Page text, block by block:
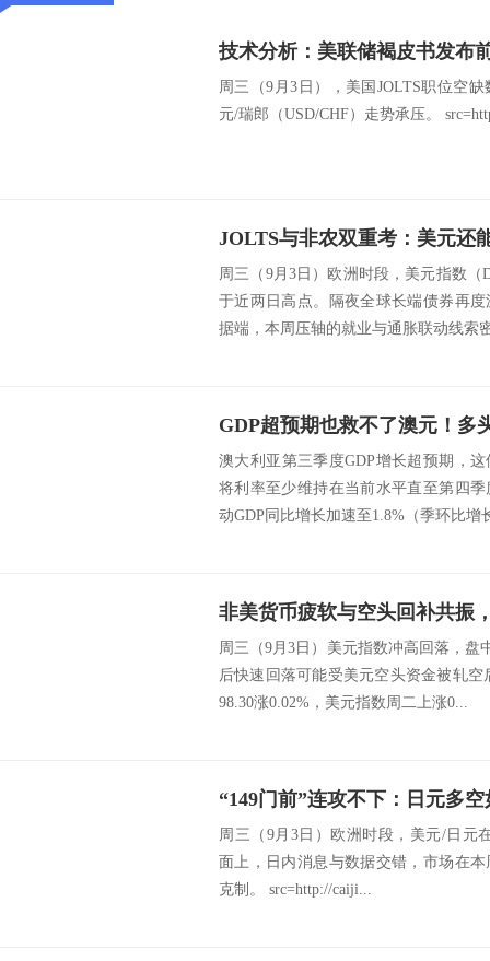
周三（9月3日），美国JOLTS职位空
元/瑞郎（USD/CHF）走势承压。
JOLTS与非农双重考：美元还
周三（9月3日）欧洲时段，美元指数
于近两日高点。隔夜全球长端债券再
据端，本周压轴的就业与通胀联动线索
澳大利亚第三季度GDP增长超预期，
将利率至少维持在当前水平直至第四
动GDP同比增长加速至1.8%（季环比增
周三（9月3日）美元指数冲高回落，盘
后快速回落可能受美元空头资金被轧空
98.30涨0.02%，美元指数周二上涨0...
“149门前”连攻不下：日元多
周三（9月3日）欧洲时段，美元/日元
面上，日内消息与数据交错，市场在
克制。 src=http://caiji...